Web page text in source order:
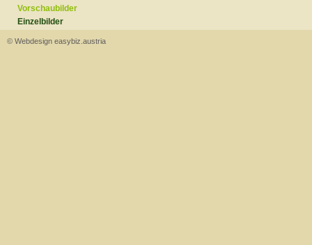
Vorschaubilder
Einzelbilder
© Webdesign easybiz.austria